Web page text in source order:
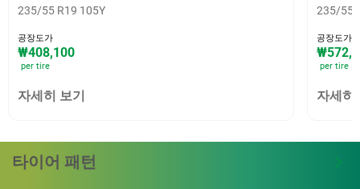
235/55 R19 105Y
공장도가
₩408,100
per tire
자세히 보기
235/55
공장도가
per tire
자세히
타이어 패턴